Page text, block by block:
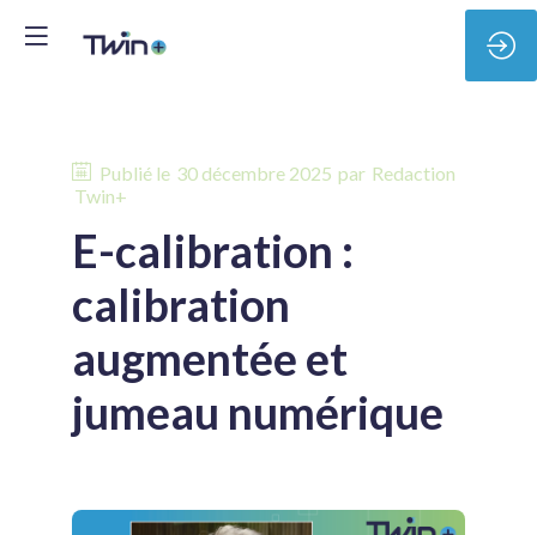
Publié le 30 décembre 2025 par Redaction
Twin+
E-calibration :
calibration
augmentée et
jumeau numérique